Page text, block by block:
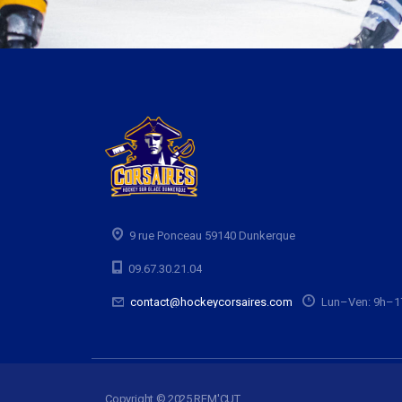
9 rue Ponceau 59140 Dunkerque
09.67.30.21.04
contact@hockeycorsaires.com Lun–Ven:
Copyright © 2025 REM'CUT